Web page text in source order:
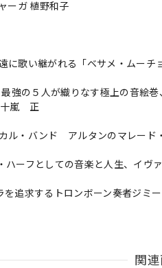
ーガ 植野和子
歌い継がれる「ベサメ・ムーチ
強の５人が織りなす極上の音絵
十嵐 正
ル・バンド アルタンのマレード
ハーフとしての音楽と人生、イヴ
追求するトロンボーン奏者ジミ
関